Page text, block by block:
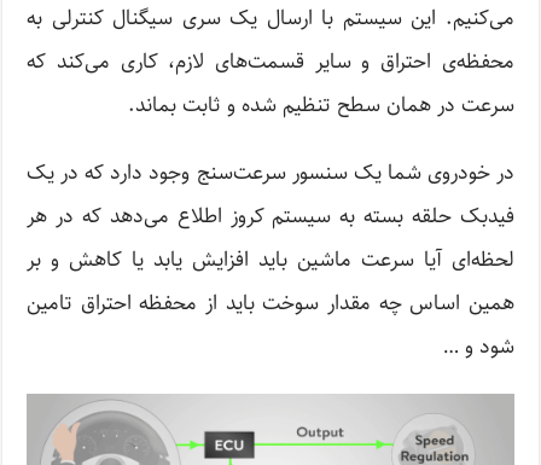
می‌کنیم. این سیستم با ارسال یک سری سیگنال کنترلی به
محفظه‌ی احتراق و سایر قسمت‌های لازم، کاری می‌کند که
سرعت در همان سطح تنظیم شده و ثابت بماند.
در خودروی شما یک سنسور سرعت‌سنج وجود دارد که در یک
فیدبک حلقه بسته به سیستم کروز اطلاع می‌دهد که در هر
لحظه‌ای آیا سرعت ماشین باید افزایش یابد یا کاهش و بر
همین اساس چه مقدار سوخت باید از محفظه احتراق تامین
شود و …